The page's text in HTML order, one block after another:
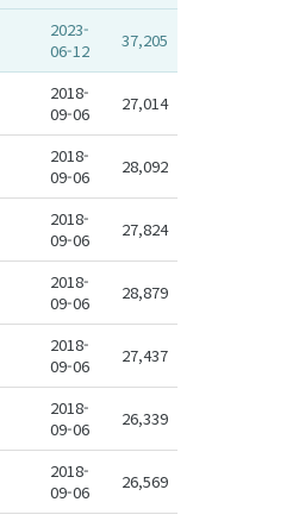
2023-
06-12
37,205
2018-
09-06
27,014
2018-
09-06
28,092
2018-
09-06
27,824
2018-
09-06
28,879
2018-
09-06
27,437
2018-
09-06
26,339
2018-
09-06
26,569